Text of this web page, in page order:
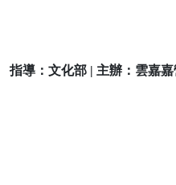
指導：文化部 | 主辦：雲嘉